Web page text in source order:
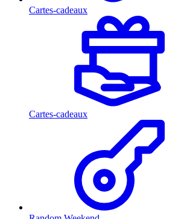
Cartes-cadeaux
Cartes-cadeaux